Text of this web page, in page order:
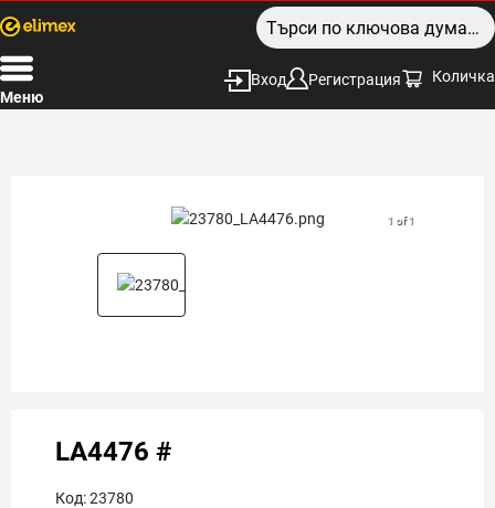
Меню
Вход Регистрация Количка
1 of 1
LA4476 #
Код:23780